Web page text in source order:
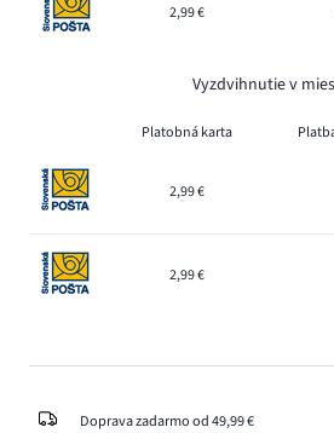
2,99 €
Vyzdvihnutie v
Platobná karta
2,99 €
2,99 €
Doprava zadarmo od 49,99 €